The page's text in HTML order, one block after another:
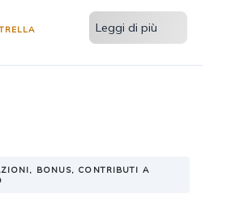
Leggi di più
BONUS, CONTRIBUTI A